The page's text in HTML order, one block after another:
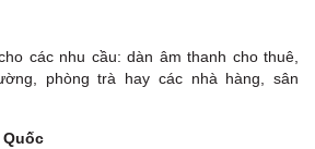
các nhu cầu: dàn âm thanh cho thuê,
phòng trà hay các nhà hàng, sân
Quốc